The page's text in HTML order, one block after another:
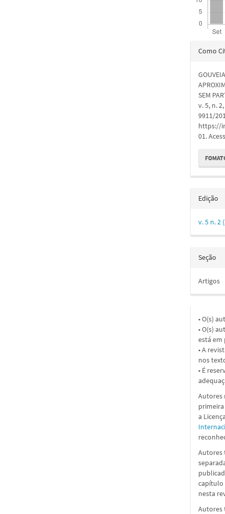
Como
SEM
v. 5, n.
9911/
https://
01.
Edição
v. 5 n. 2
Seção
Artigos
• O(s)
• O(s)
está em
• A
nos
• É
Autores
a
Autores
capítulo
nesta
Autores